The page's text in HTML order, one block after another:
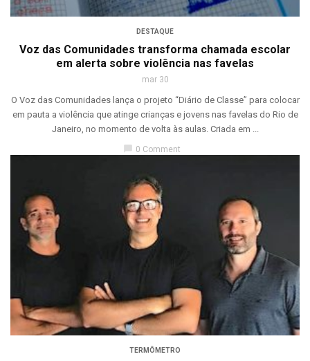
DESTAQUE
Voz das Comunidades transforma chamada escolar
em alerta sobre violência nas favelas
mar 30
O Voz das Comunidades lança o projeto “Diário de Classe” para colocar
em pauta a violência que atinge crianças e jovens nas favelas do Rio de
Janeiro, no momento de volta às aulas. Criada em ...
0 Comment
TERMÔMETRO